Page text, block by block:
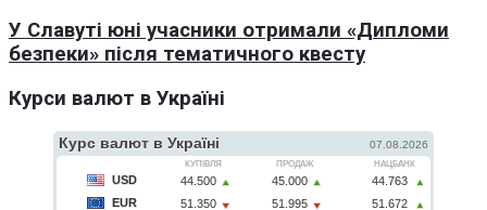
У Славуті юні учасники отримали «Дипломи
безпеки» після тематичного квесту
Курси валют в Україні